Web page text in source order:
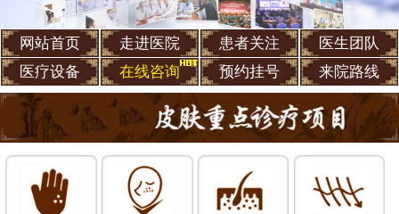
网站首页 走进医院 患者关注
医生团队
医疗设备
在线咨询 预约挂号 来院路线